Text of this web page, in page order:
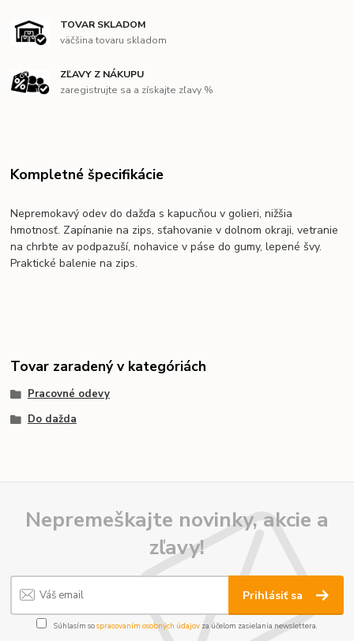
TOVAR SKLADOM
väčšina tovaru skladom
ZĽAVY Z NÁKUPU
zaregistrujte sa a získajte zľavy %
Kompletné špecifikácie
Nepremokavý odev do dažďa s kapucňou v golieri, nižšia
hmotnosť. Zapínanie na zips, sťahovanie v dolnom okraji, vetranie
na chrbte av podpazuší, nohavice v páse do gumy, lepené švy.
Praktické balenie na zips.
Tovar zaradený v kategóriách
Pracovné odevy
Do dažda
Nepremeškajte novinky, akcie a
zľavy!
Prihlásiť sa
Súhlasím sospracovaním osobných údajov za účelom zasielania newslettera.